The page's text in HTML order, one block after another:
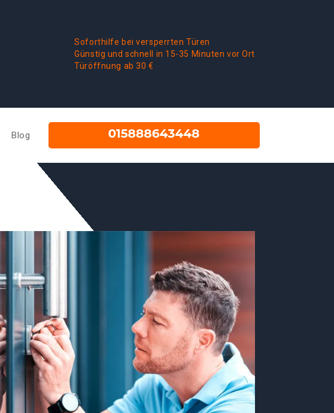
Soforthilfe bei versperrten Türen
Günstig und schnell in 15-35 Minuten vor Ort
Türöffnung ab 30 €
Blog